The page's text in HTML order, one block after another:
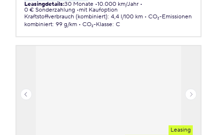
Leasingdetails:30 Monate 10.000 km/Jahr
0 € Sonderzahlung
mit Kaufoption
Kraftstoffverbrauch (kombiniert): 4,4 l/100 km
CO₂-Emissionen
kombiniert: 99 g/km CO₂-Klasse: C
Leasing